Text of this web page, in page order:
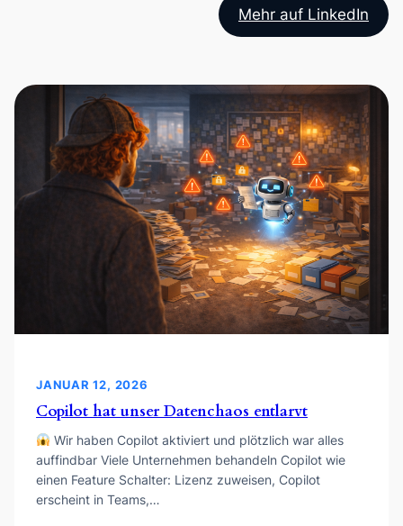
Mehr auf LinkedIn
JANUAR 12, 2026
Copilot hat unser Datenchaos entlarvt
Wir haben Copilot aktiviert und plötzlich war alles
auffindbar Viele Unternehmen behandeln Copilot wie
einen Feature Schalter: Lizenz zuweisen, Copilot
erscheint in Teams,…